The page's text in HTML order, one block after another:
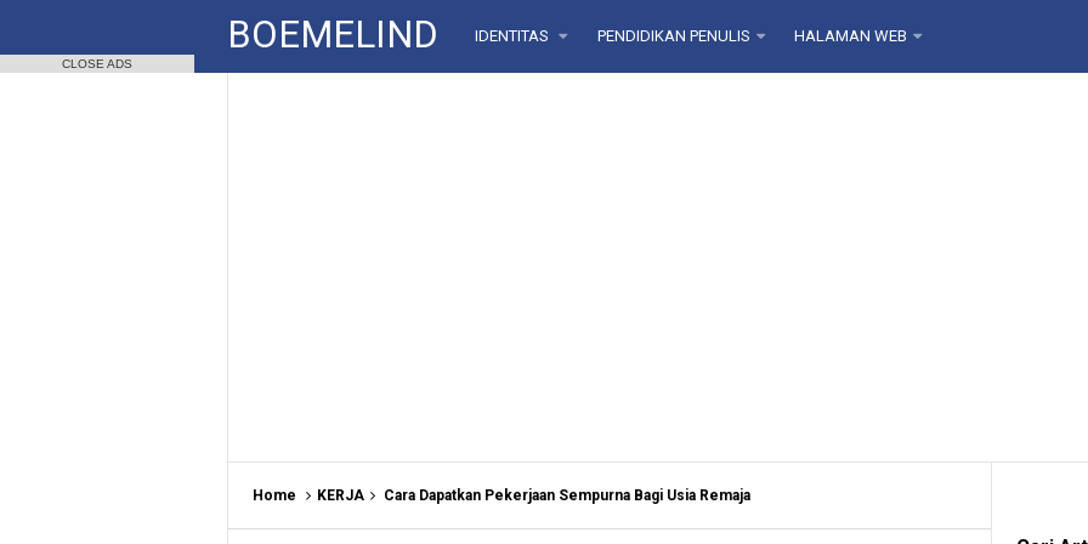
BOEMELIND IDENTITAS PENDIDIKAN PENULIS HALAMAN WEB
Home KERJA Cara Dapatkan Pekerjaan Sempurna Bagi Usia Remaja
CLOSE ADS